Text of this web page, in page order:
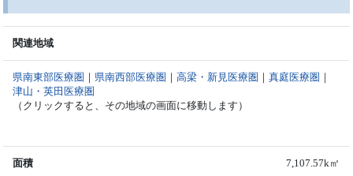
関連地域
県南東部医療圏 ｜ 県南西部医療圏 ｜高梁・新見医療圏 ｜真庭医療圏 ｜
津山・英田医療圏
（クリックすると、その地域の画面に移動します）
面積 7,107.57k㎡